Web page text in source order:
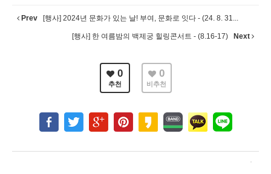
Prev [행사] 2024년 문화가 있는 날! 부여, 문화로 잇다 - (24. 8. 31...
[행사] 한 여름밤의 백제궁 힐링콘서트 - (8.16-17) Next
0
추천
0
비추천